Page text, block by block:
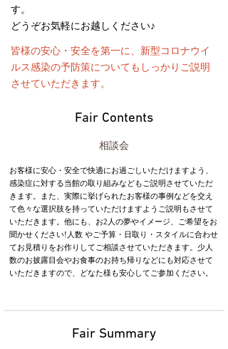
す。
どうぞお気軽にお越しください♪
皆様の安心・安全を第一に、新型コロナウイ
ルス感染の予防策についてもしっかりご説明
させていただきます。
Fair Contents
相談会
お客様に安心・安全で快適にお過ごしいただけますよう、
感染症に対する当館の取り組みなどもご説明させていただ
きます。また、実際に挙げられたお客様の事例などを交え
て色々な選択肢を持っていただけますようご説明もさせて
いただきます。他にも、お2人の夢やイメージ、ご希望をお
聞かせください!人数 やご予算・日取り・スタイルに合わせ
てお見積りをお作りしてご相談させていただきます。少人
数のお披露目会やお食事のお持ち帰りなどにも対応させて
いただきますので、どなた様も安心してご参加ください。
Fair Summary